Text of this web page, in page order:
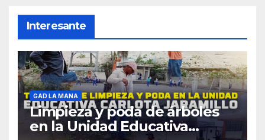
Interesante
GAD LA MANA
Limpieza y poda de árboles
en la Unidad Educativa